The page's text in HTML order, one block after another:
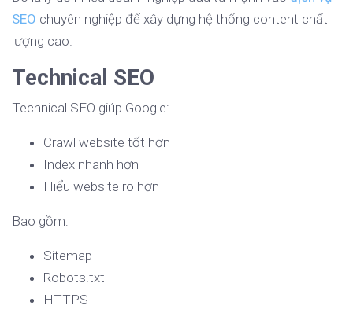
SEO chuyên nghiệp để xây dựng hệ thống content chất
lượng cao.
Technical SEO
Technical SEO giúp Google:
Crawl website tốt hơn
Index nhanh hơn
Hiểu website rõ hơn
Bao gồm:
Sitemap
Robots.txt
HTTPS